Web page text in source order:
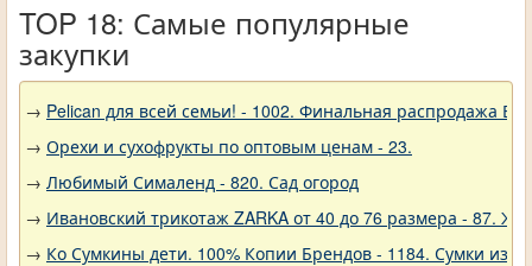
TOP 18: Самые популярные
закупки
→ Pelican для всей семьи! - 1002. Финальная распродажа
→ Орехи и сухофрукты по оптовым ценам - 23.
→ Любимый Сималенд - 820. Сад огород
→ Ивановский трикотаж ZARKA от 40 до 76 размера - 87.
→ Ко Сумкины дети. 100% Копии Брендов - 1184. Сумки из